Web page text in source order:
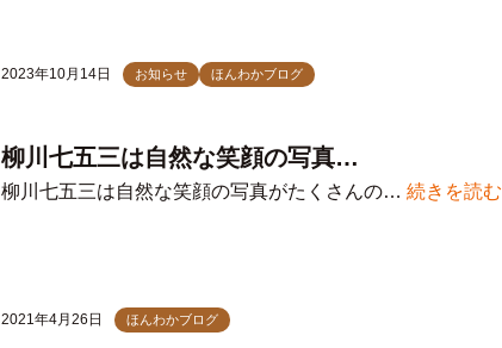
2023年10月14日 お知らせ ほんわかブログ
柳川七五三は自然な笑顔の写真…
柳川七五三は自然な笑顔の写真がたくさんの…続きを読む
2021年4月26日 ほんわかブログ